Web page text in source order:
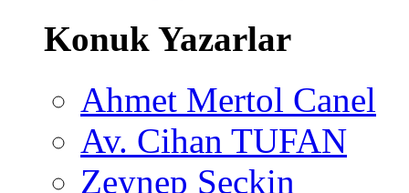
Konuk Yazarlar
Ahmet Mertol Canel
Av. Cihan TUFAN
Zeynep Seçkin